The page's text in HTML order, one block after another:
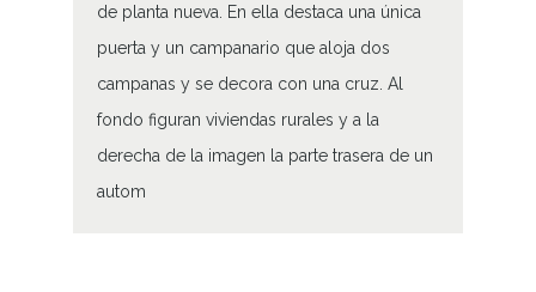
de planta nueva. En ella destaca una única
puerta y un campanario que aloja dos
campanas y se decora con una cruz. Al
fondo figuran viviendas rurales y a la
derecha de la imagen la parte trasera de un
autom